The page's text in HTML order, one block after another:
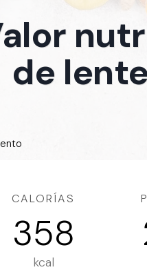
de
CALORÍAS
358
kcal